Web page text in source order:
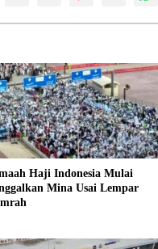
Haji Indonesia Mulai
Mina Usai Lempar